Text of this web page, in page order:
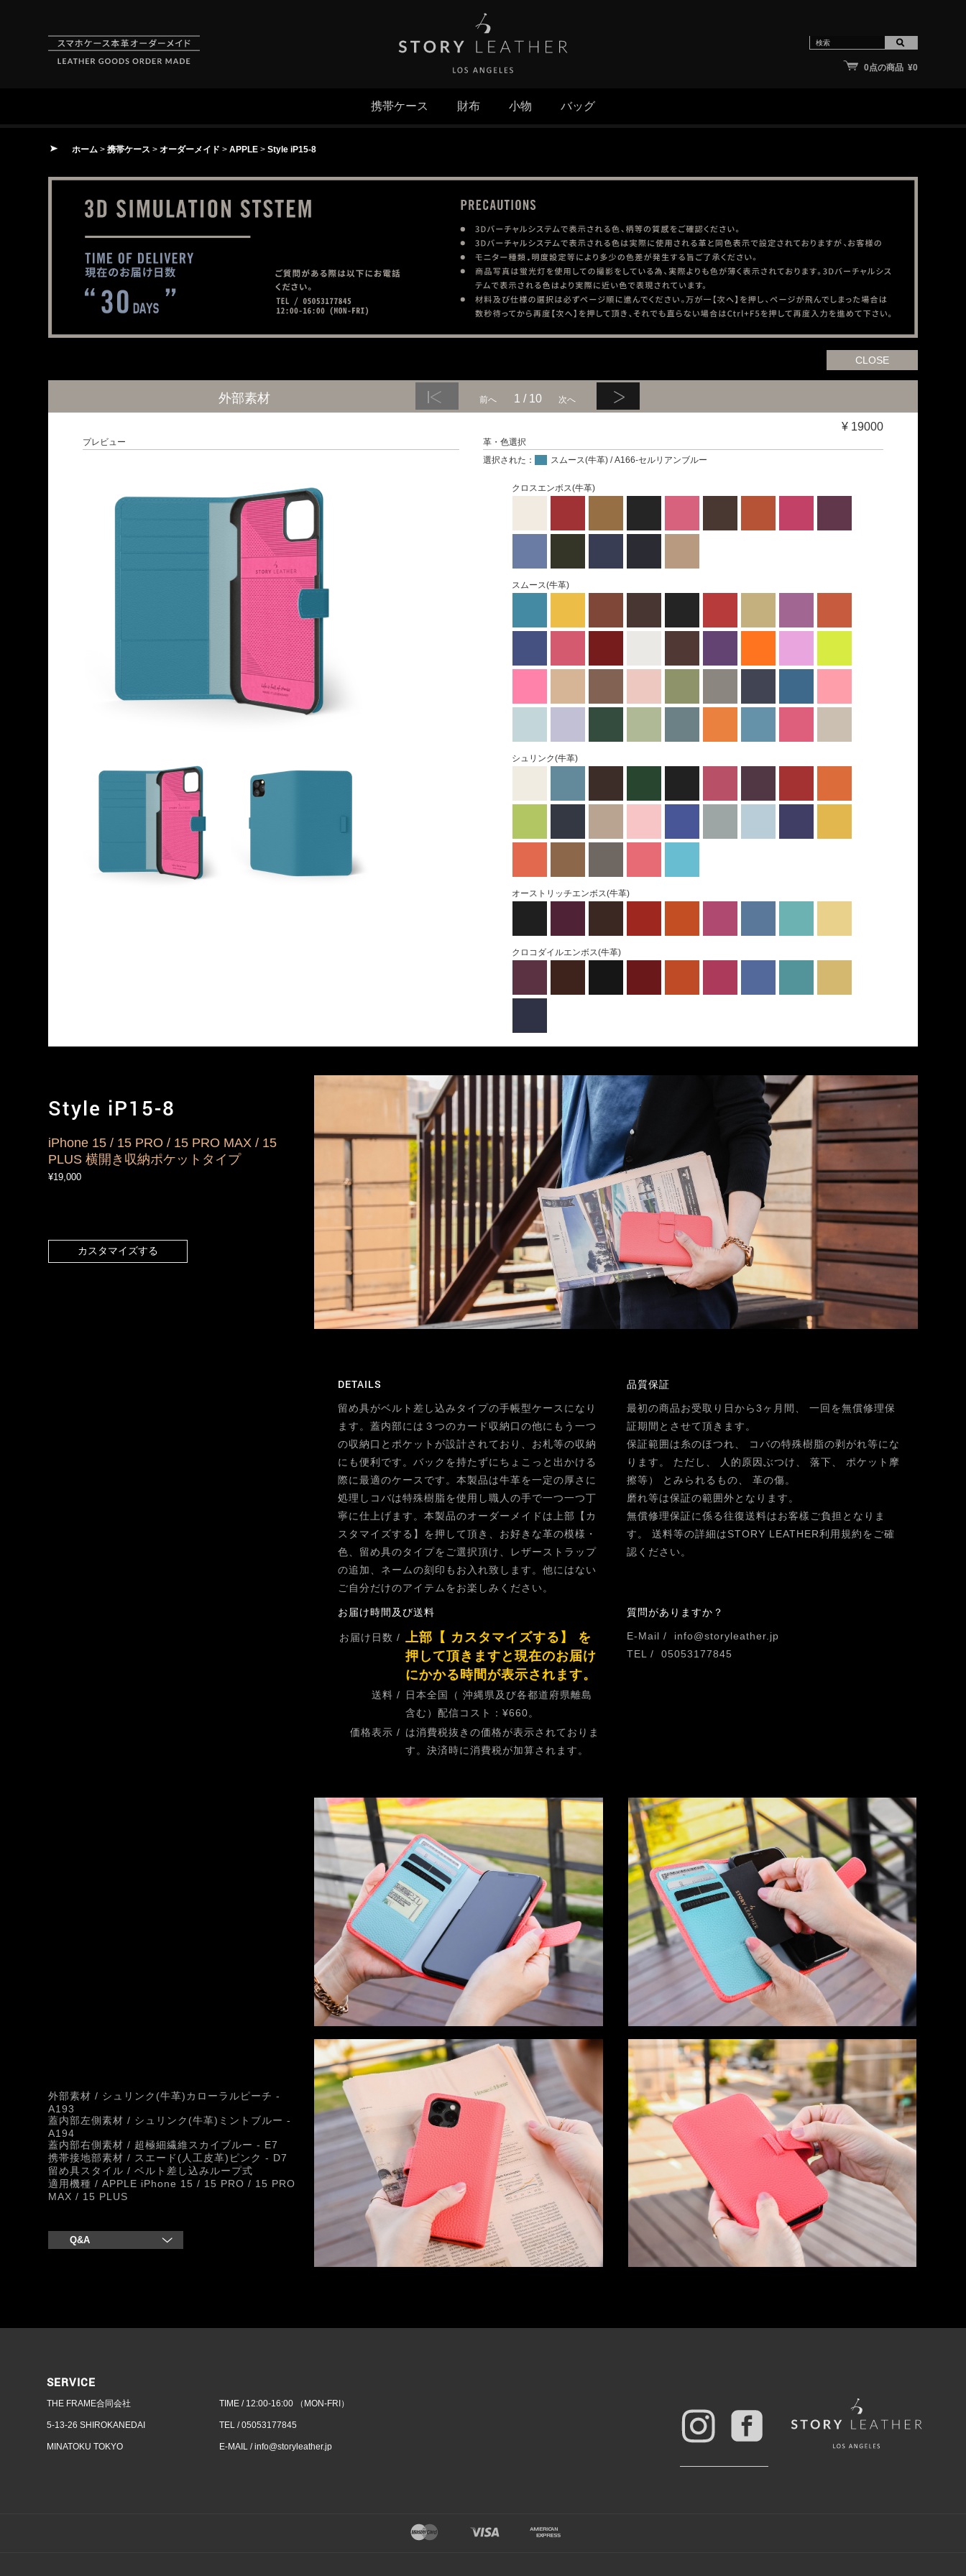
0点の商品 ¥0
携帯ケース 財布 小物 バッグ
ホーム >携帯ケース >オーダーメイド >APPLE >Style iP15-8
CLOSE
外部素材 前へ 1 / 10 次へ
¥ 19000
プレビュー
革・色選択
選択された：
スムース(牛革) / A166-セルリアンブルー
クロスエンボス(牛革)
スムース(牛革)
シュリンク(牛革)
オーストリッチエンボス(牛革)
クロコダイルエンボス(牛革)
Style iP15-8
iPhone 15 / 15 PRO / 15 PRO MAX / 15
PLUS 横開き収納ポケットタイプ
¥19,000
カスタマイズする
外部素材 / シュリンク(牛革)カローラルピーチ -
A193
蓋内部左側素材 / シュリンク(牛革)ミントブルー -
A194
蓋内部右側素材 / 超極細繊維スカイブルー - E7
携帯接地部素材 / スエード(人工皮革)ピンク - D7
留め具スタイル / ベルト差し込みループ式
適用機種 / APPLE iPhone 15 / 15 PRO / 15 PRO
MAX / 15 PLUS
DETAILS
留め具がベルト差し込みタイプの手帳型ケースになり
ます。蓋内部には３つのカード収納口の他にもう一つ
の収納口とポケットが設計されており、お札等の収納
にも便利です。バックを持たずにちょこっと出かける
際に最適のケースです。本製品は牛革を一定の厚さに
処理しコバは特殊樹脂を使用し職人の手で一つ一つ丁
寧に仕上げます。本製品のオーダーメイドは上部【カ
スタマイズする】を押して頂き、お好きな革の模様・
色、留め具のタイプをご選択頂け、レザーストラップ
の追加、ネームの刻印もお入れ致します。他にはない
ご自分だけのアイテムをお楽しみください。
お届け時間及び送料
お届け日数 /
上部【 カスタマイズする】 を
押して頂きますと現在のお届け
にかかる時間が表示されます。
送料 /
日本全国（ 沖縄県及び各都道府県離島
含む）配信コスト：¥660。
価格表示 / は消費税抜きの価格が表示されておりま
す。決済時に消費税が加算されます。
品質保証
最初の商品お受取り日から3ヶ月間、 一回を無償修理保
証期間とさせて頂きます。
保証範囲は糸のほつれ、 コバの特殊樹脂の剥がれ等にな
ります。 ただし、 人的原因ぶつけ、 落下、 ポケット摩
擦等） とみられるもの、 革の傷。
磨れ等は保証の範囲外となります。
無償修理保証に係る往復送料はお客樣ご負担となりま
す。 送料等の詳細はSTORY LEATHER利用規約をご確
認ください。
質問がありますか？
E-Mail /
info@storyleather.jp
TEL /
05053177845
Q&A
SERVICE
THE FRAME合同会社
5-13-26 SHIROKANEDAI
MINATOKU TOKYO
TIME / 12:00-16:00 （MON-FRI）
TEL / 05053177845
E-MAIL /info@storyleather.jp